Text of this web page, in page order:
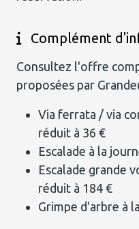
Complément
Consultez l'offre
proposées par
Via ferrata / via
réduit à 36 €
Escalade à la
Escalade grande
réduit à 184 €
Grimpe d'arbre à